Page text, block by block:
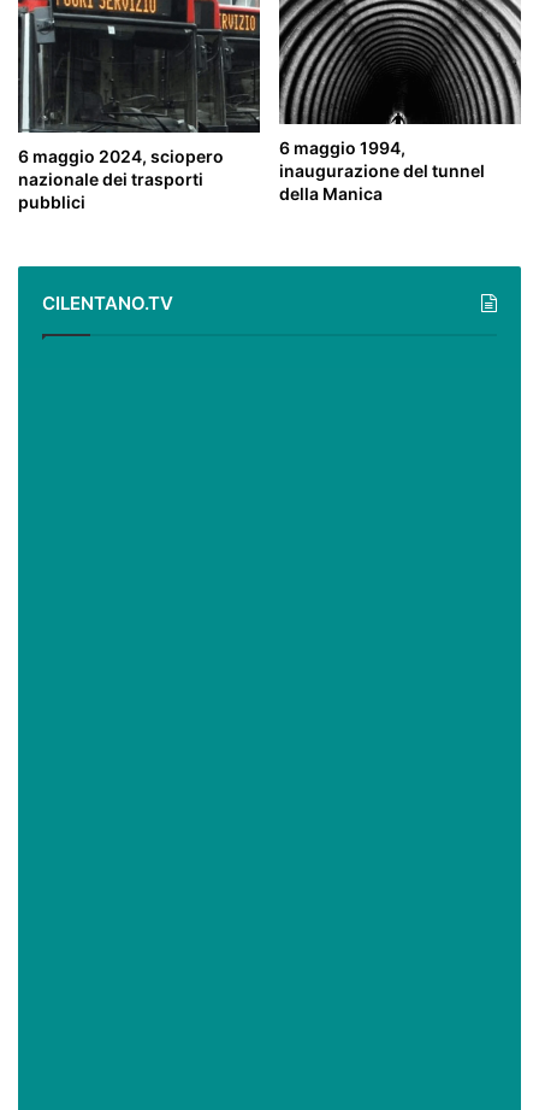
6 maggio 2024, sciopero
nazionale dei trasporti
pubblici
6 maggio 1994,
inaugurazione del tunnel
della Manica
CILENTANO.TV